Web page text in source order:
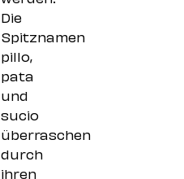
Die
Spitznamen
pillo,
pata
und
sucio
überraschen
durch
ihren